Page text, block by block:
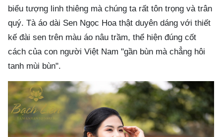
biểu tượng linh thiêng mà chúng ta rất tôn trọng và trân
quý. Tà áo dài Sen Ngọc Hoa thật duyên dáng với thiết
kế đài sen trên màu áo nâu trầm, thể hiện đúng cốt
cách của con người Việt Nam "gần bùn mà chẳng hôi
tanh mùi bùn".